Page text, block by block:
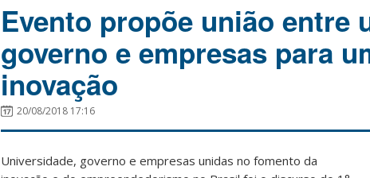
Evento propõe união entre
governo e empresas para
inovação
20/08/2018 17:16
Universidade, governo e empresas unidas no fomento da